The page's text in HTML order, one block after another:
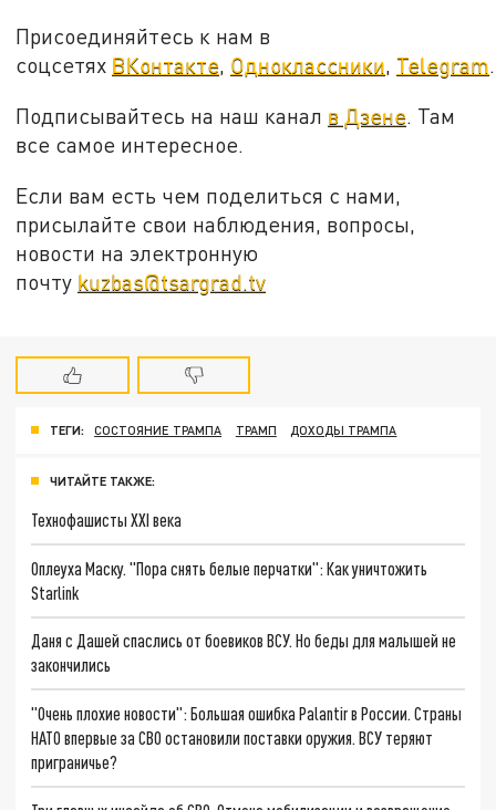
Присоединяйтесь к нам в
соцсетях ВКонтакте, Одноклассники, Telegram.
Подписывайтесь на наш канал в Дзене. Там
все самое интересное.
Если вам есть чем поделиться с нами,
присылайте свои наблюдения, вопросы,
новости на электронную
почту kuzbas@tsargrad.tv
ТЕГИ: СОСТОЯНИЕ ТРАМПА ТРАМП ДОХОДЫ ТРАМПА
ЧИТАЙТЕ ТАКЖЕ:
Технофашисты XXI века
Оплеуха Маску. "Пора снять белые перчатки": Как уничтожить
Starlink
Даня с Дашей спаслись от боевиков ВСУ. Но беды для малышей не
закончились
"Очень плохие новости": Большая ошибка Palantir в России. Страны
НАТО впервые за СВО остановили поставки оружия. ВСУ теряют
приграничье?